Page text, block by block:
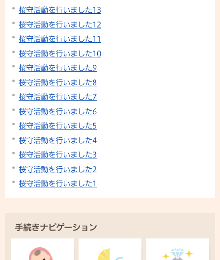
桜守活動を行いました13
桜守活動を行いました12
桜守活動を行いました11
桜守活動を行いました10
桜守活動を行いました9
桜守活動を行いました8
桜守活動を行いました7
桜守活動を行いました6
桜守活動を行いました5
桜守活動を行いました4
桜守活動を行いました3
桜守活動を行いました2
桜守活動を行いました1
手続きナビゲーション